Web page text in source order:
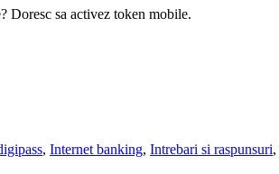
Doresc sa activez token mobile.
, Internet banking, Intrebari si raspunsuri,